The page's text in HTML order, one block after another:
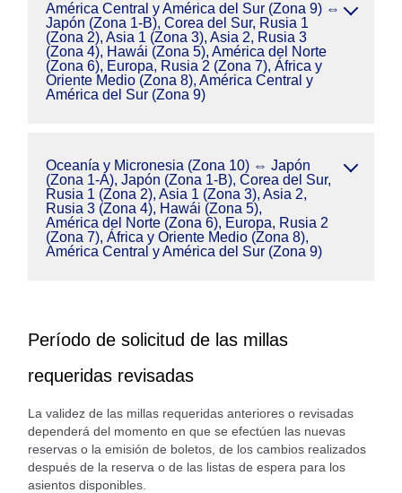
América Central y América del Sur (Zona 9) ⇔
Japón (Zona 1-B), Corea del Sur, Rusia 1
(Zona 2), Asia 1 (Zona 3), Asia 2, Rusia 3
(Zona 4), Hawái (Zona 5), América del Norte
(Zona 6), Europa, Rusia 2 (Zona 7), África y
Oriente Medio (Zona 8), América Central y
América del Sur (Zona 9)
Oceanía y Micronesia (Zona 10) ⇔ Japón
(Zona 1-A), Japón (Zona 1-B), Corea del Sur,
Rusia 1 (Zona 2), Asia 1 (Zona 3), Asia 2,
Rusia 3 (Zona 4), Hawái (Zona 5),
América del Norte (Zona 6), Europa, Rusia 2
(Zona 7), África y Oriente Medio (Zona 8),
América Central y América del Sur (Zona 9)
Período de solicitud de las millas
requeridas revisadas
La validez de las millas requeridas anteriores o revisadas
dependerá del momento en que se efectúen las nuevas
reservas o la emisión de boletos, de los cambios realizados
después de la reserva o de las listas de espera para los
asientos disponibles.